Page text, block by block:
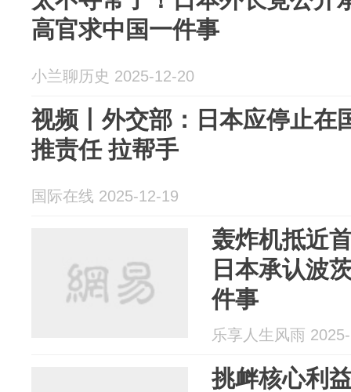
高官求中国一件事
小兰聊历史 2025-12-20
视频丨外交部：日本应停止在
推责任 拉帮手
国际在线 2025-12-19
轰炸机抵近
日本承认波
件事
乐享人生风雨
挑衅核心利